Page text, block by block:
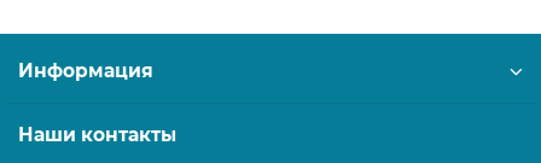
Информация
Наши контакты